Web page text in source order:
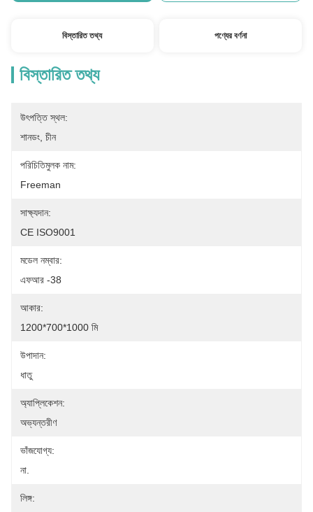
বিস্তারিত তথ্য পণ্যের বর্ণনা
বিস্তারিত তথ্য
উৎপত্তি স্থল:
শানডং, চীন
পরিচিতিমুলক নাম:
Freeman
সাক্ষ্যদান:
CE ISO9001
মডেল নম্বার:
এফআর -38
আকার:
1200*700*1000 মি
উপাদান:
ধাতু
অ্যাপ্লিকেশন:
অভ্যন্তরীণ
ভাঁজযোগ্য:
না.
লিঙ্গ: